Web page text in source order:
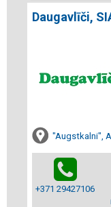
Daugavlīči,
"Augstkalni",
+371 29427106